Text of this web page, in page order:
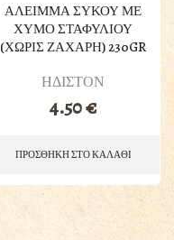
ΑΛΕΙΜΜΑ ΣΥΚΟΥ ΜΕ
ΧΥΜΟ ΣΤΑΦΥΛΙΟΥ
(ΧΩΡΙΣ ΖΑΧΑΡΗ) 230GR
ΗΔΙΣΤΟΝ
4.50€
ΠΡΟΣΘΗΚΗ ΣΤΟ ΚΑΛΑΘΙ